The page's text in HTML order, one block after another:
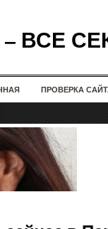
– ВСЕ
ПРОВЕРКА